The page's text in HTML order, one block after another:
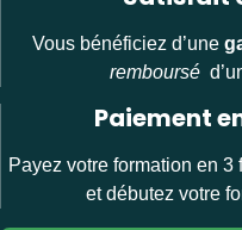
Vous bénéficiez d’une
remboursé
Paiement
Payez votre formation en
et débutez votre